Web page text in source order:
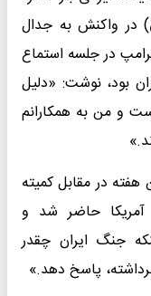
در واکنش به جدال
در جلسه استماع
بود، نوشت: «دلیل
و من به همکارانم
در مقابل کمیته
حاضر شد و
جنگ ایران چقدر
پاسخ دهد.»